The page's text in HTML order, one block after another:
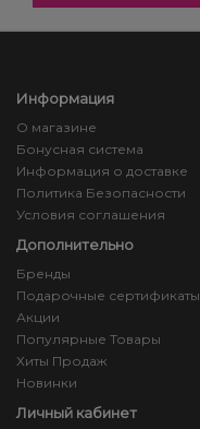
Информация
О магазине
Бонусная система
Информация о доставке
Политика Безопасности
Условия соглашения
Дополнительно
Бренды
Подарочные сертификаты
Акции
Популярные Товары
Хиты Продаж
Новинки
Личный кабинет